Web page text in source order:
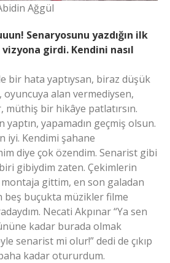
Ağgül
Senaryosunu yazdığın ilk
girdi. Kendini nasıl
bir hata yaptıysan, biraz düşük
oyuncuya alan vermediysen,
bir hikâye patlatırsın.
yaptın, yapamadın geçmiş olsun.
iyi. Kendimi şahane
diye çok özendim. Senarist gibi
gibiydim zaten. Çekimlerin
montaja gittim, en son galadan
beş buçukta müzikler filme
Necati Akpınar “Ya sen
kadar burada olmak
senarist mi olur!” dedi de çıkıp
kadar otururdum.